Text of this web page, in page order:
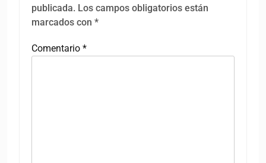
publicada. Los campos obligatorios están
marcados con *
Comentario *